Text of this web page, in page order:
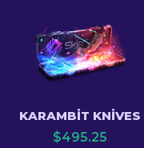
KARAMBIT KNIVES
$495.25